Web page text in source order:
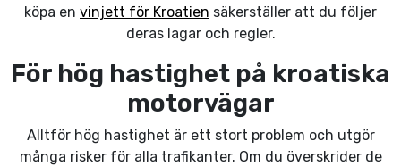
köpa en vinjett för Kroatien säkerställer att du följer
deras lagar och regler.
För hög hastighet på kroatiska
motorvägar
Alltför hög hastighet är ett stort problem och utgör
många risker för alla trafikanter. Om du överskrider de